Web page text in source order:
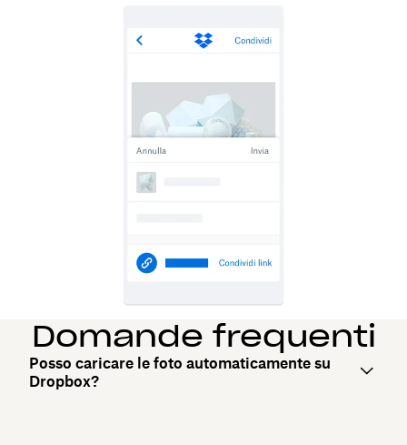
Domande frequenti
Posso caricare le foto automaticamente su
Dropbox?